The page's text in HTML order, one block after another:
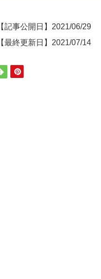
【記事公開日】2021/06/29
【最終更新日】2021/07/14